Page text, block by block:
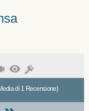
di 1 Recensione)